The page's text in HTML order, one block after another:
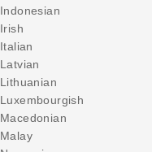
Indonesian
Irish
Italian
Latvian
Lithuanian
Luxembourgish
Macedonian
Malay